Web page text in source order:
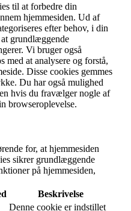
til at forbedre din
hjemmesiden. Ud af
efter behov, i din
grundlæggende
Vi bruger også
med at analysere og forstå,
Disse cookies gemmes
Du har også mulighed
hvis du fravælger nogle af
browseroplevelse.
for, at hjemmesiden
sikrer grundlæggende
på hjemmesiden,
Beskrivelse
Denne cookie er indstillet